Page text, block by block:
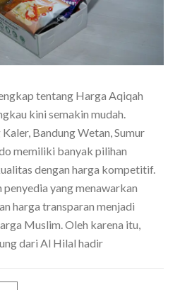
tentang Harga Aqiqah
kini semakin mudah.
Bandung Wetan, Sumur
memiliki banyak pilihan
dengan harga kompetitif.
penyedia yang menawarkan
harga transparan menjadi
Muslim. Oleh karena itu,
dari Al Hilal hadir